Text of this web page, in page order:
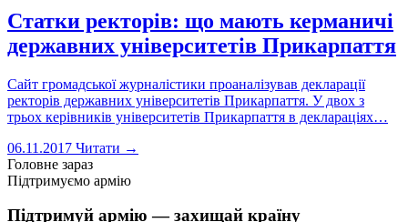
Статки ректорів: що мають керманичі
державних університетів Прикарпаття
Сайт громадської журналістики проаналізував декларації
ректорів державних університетів Прикарпаття. У двох з
трьох керівників університетів Прикарпаття в деклараціях…
06.11.2017 Читати →
Головне зараз
Підтримуємо армію
Підтримуй армію — захищай країну